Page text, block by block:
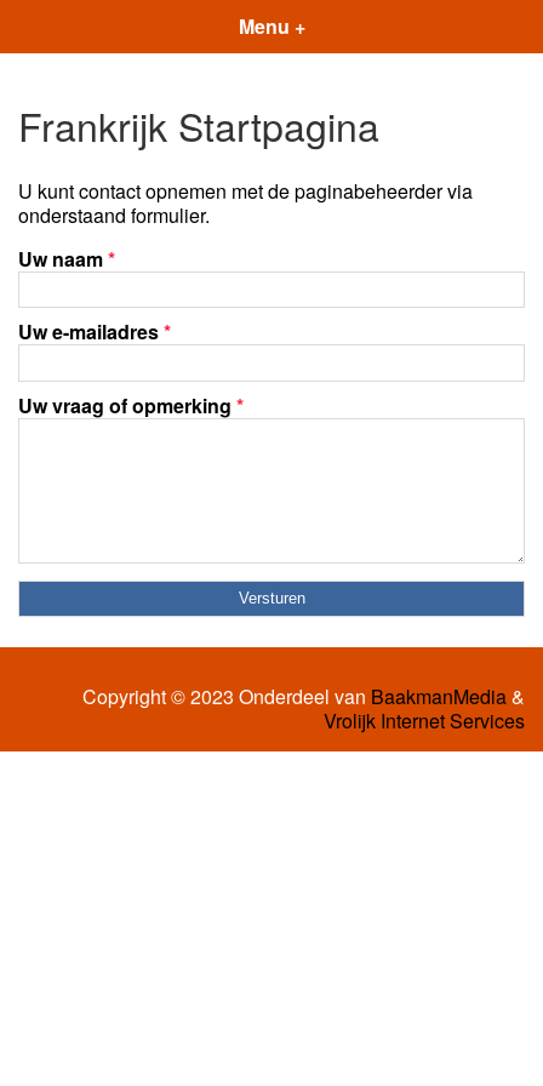
Menu +
Frankrijk Startpagina
U kunt contact opnemen met de paginabeheerder via
onderstaand formulier.
Uw naam*
Uw e-mailadres*
Uw vraag of opmerking *
Copyright © 2023 Onderdeel van BaakmanMedia&
Vrolijk Internet Services